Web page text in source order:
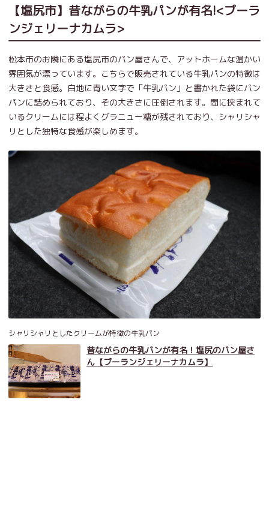
【塩尻市】昔ながらの牛乳パンが有名!<ブーラ
ンジェリーナカムラ>
松本市のお隣にある塩尻市のパン屋さんで、アットホームな温かい
雰囲気が漂っています。こちらで販売されている牛乳パンの特徴は
大きさと食感。白地に青い文字で「牛乳パン」と書かれた袋にパン
パンに詰められており、その大きさに圧倒されます。間に挟まれて
いるクリームには程よくグラニュー糖が残されており、シャリシャ
リとした独特な食感が楽しめます。
シャリシャリとしたクリームが特徴の牛乳パン
昔ながらの牛乳パンが有名！塩尻のパン屋さ
ん【ブーランジェリーナカムラ】